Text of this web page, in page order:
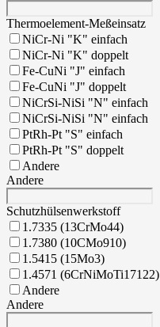
Thermoelement-Meßeinsatz
NiCr-Ni "K" einfach
NiCr-Ni "K" doppelt
Fe-CuNi "J" einfach
Fe-CuNi "J" doppelt
NiCrSi-NiSi "N" einfach
NiCrSi-NiSi "N" einfach
PtRh-Pt "S" einfach
PtRh-Pt "S" doppelt
Andere
Andere
Schutzhülsenwerkstoff
1.7335 (13CrMo44)
1.7380 (10CMo910)
1.5415 (15Mo3)
1.4571 (6CrNiMoTi17122)
Andere
Andere